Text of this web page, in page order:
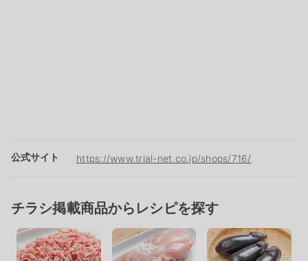
公式サイト https://www.trial-net.co.jp/shops/716/
チラシ掲載商品からレシピを探す